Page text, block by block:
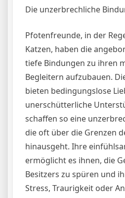
Die unzerbrechliche
Pfotenfreunde, in der
Katzen, haben die
tiefe Bindungen zu ihren
Begleitern aufzubauen.
bieten bedingungslose
unerschütterliche
schaffen so eine
die oft über die Grenzen
hinausgeht. Ihre
ermöglicht es ihnen, die
Besitzers zu spüren und
Stress, Traurigkeit oder